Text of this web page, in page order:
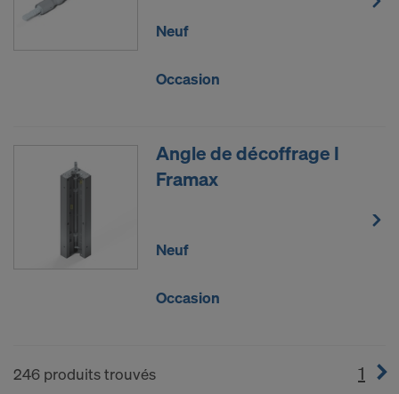
Neuf
Occasion
Angle de décoffrage I
Framax
Neuf
Occasion
246 produits trouvés 1